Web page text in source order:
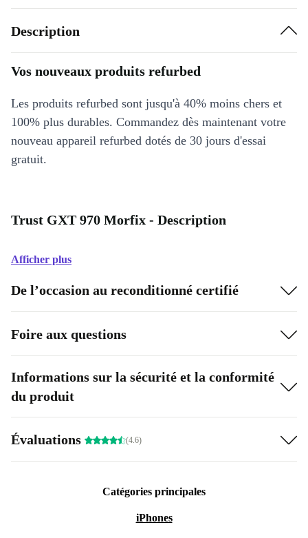
Description
Vos nouveaux produits refurbed
Les produits refurbed sont jusqu'à 40% moins chers et
100% plus durables. Commandez dès maintenant votre
nouveau appareil refurbed dotés de 30 jours d'essai
gratuit.
Trust GXT 970 Morfix - Description
Afficher plus
De l’occasion au reconditionné certifié
Foire aux questions
Informations sur la sécurité et la conformité
du produit
Évaluations (4.6)
Catégories principales
iPhones